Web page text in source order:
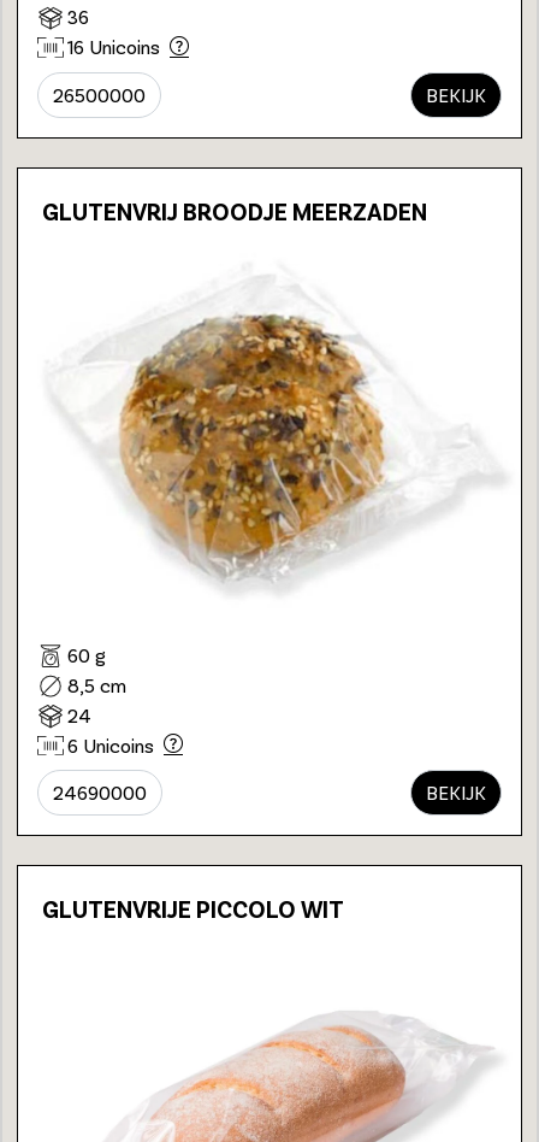
36
16 Unicoins
26500000 BEKIJK
GLUTENVRIJ BROODJE MEERZADEN
60 g
8,5 cm
24
6 Unicoins
24690000 BEKIJK
GLUTENVRIJE PICCOLO WIT